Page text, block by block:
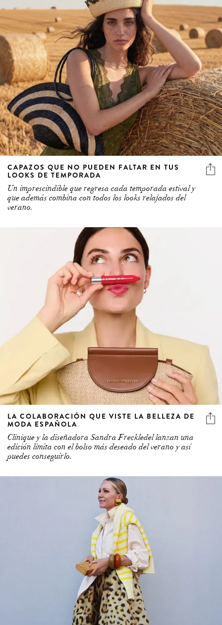
3 more
CAPAZOS QUE NO PUEDEN FALTAR EN TUS
LOOKS DE TEMPORADA
Un imprescindible que regresa cada temporada estival y
que además combina con todos los looks relajados del
verano.
LA COLABORACIÓN QUE VISTE LA BELLEZA DE
MODA ESPAÑOLA
Clinique y la diseñadora Sandra Freckledel lanzan una
edición limita con el bolso más deseado del verano y así
puedes conseguirlo.